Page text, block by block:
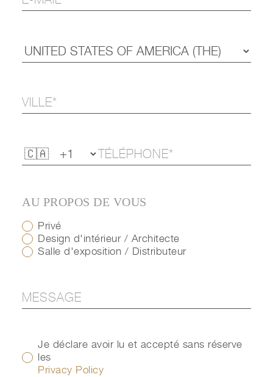
AU PROPOS DE VOUS
Privé
Design d'intérieur / Architecte
Salle d'exposition / Distributeur
Je déclare avoir lu et accepté sans réserve
les
Privacy Policy